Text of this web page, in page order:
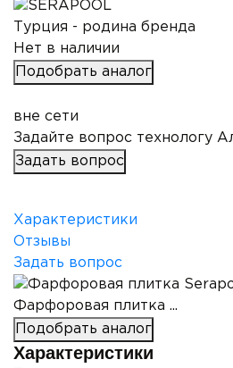
Турция - родина бренда
Нет в наличии
Подобрать аналог
вне сети
Задайте вопрос технологу
Задать вопрос
Характеристики
Отзывы
Задать вопрос
Фарфоровая плитка ...
Подобрать аналог
Характеристики